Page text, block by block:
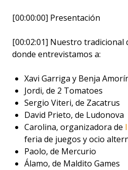
[00:00:00] Presentación
[00:02:01] Nuestro tradicional
donde entrevistamos a:
Xavi Garriga y Benja
Jordi, de 2 Tomatoes
Sergio Viteri, de Zacatrus
David Prieto, de Ludonova
Carolina, organizadora de
feria de juegos y ocio
Paolo, de Mercurio
Álamo, de Maldito Games